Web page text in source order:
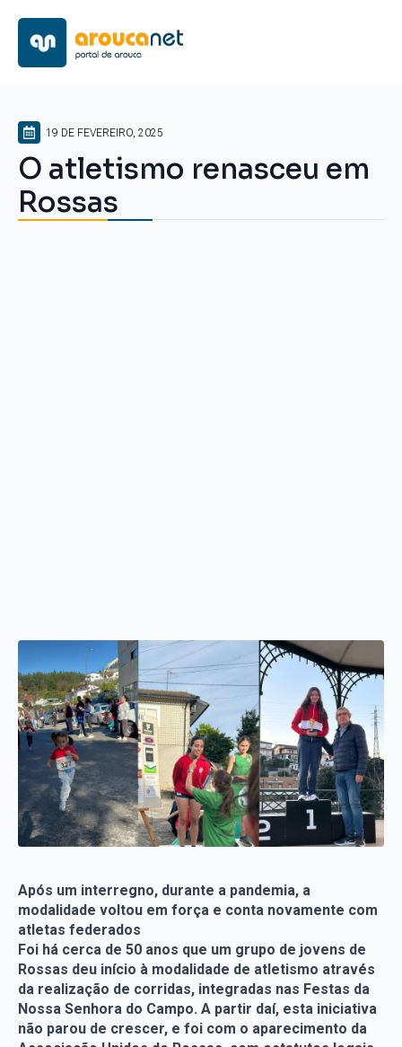
19 DE FEVEREIRO, 2025
O atletismo renasceu em
Rossas
Após um interregno, durante a pandemia, a
modalidade voltou em força e conta novamente com
atletas federados
Foi há cerca de 50 anos que um grupo de jovens de
Rossas deu início à modalidade de atletismo através
da realização de corridas, integradas nas Festas da
Nossa Senhora do Campo. A partir daí, esta iniciativa
não parou de crescer, e foi com o aparecimento da